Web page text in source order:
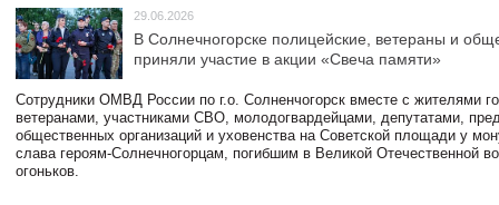
29.06.2026
В Солнечногорске полицейские, ветераны и
приняли участие в акции «Свеча памяти»
Сотрудники ОМВД России по г.о. Солненчогорск вместе с жителями
ветеранами, участниками СВО, молодогвардейцами, депутатами,
общественных организаций и уховенства на Советской площади у
слава героям-Солнечногорцам, погибшим в Великой Отечественной
огоньков.